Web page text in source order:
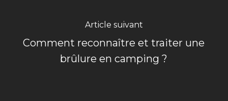
Article suivant
Comment reconnaître et traiter une
brûlure en camping ?